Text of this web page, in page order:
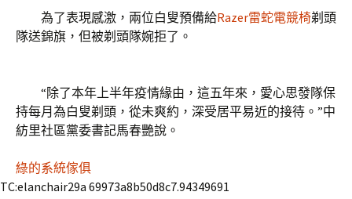
為了表現感激，兩位白叟預備給Razer雷蛇電競椅剃頭
隊送錦旗，但被剃頭隊婉拒了。
“除了本年上半年疫情緣由，這五年來，愛心思發隊保
持每月為白叟剃頭，從未爽約，深受居平易近的接待。”中
紡里社區黨委書記馬春艷說。
綠的系統傢俱
TC:elanchair29a 69973a8b50d8c7.94349691